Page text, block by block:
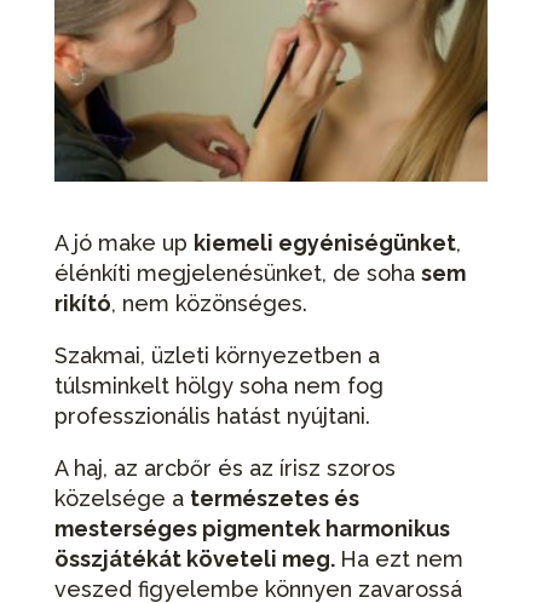
A jó make up kiemeli egyéniségünket,
élénkíti megjelenésünket, de soha sem
rikító, nem közönséges.
Szakmai, üzleti környezetben a
túlsminkelt hölgy soha nem fog
professzionális hatást nyújtani.
A haj, az arcbőr és az írisz szoros
közelsége a természetes és
mesterséges pigmentek harmonikus
összjátékát követeli meg. Ha ezt nem
veszed figyelembe könnyen zavarossá